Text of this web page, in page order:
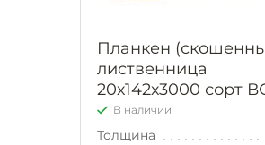
Планкен
лиственница
20х142х3000 сорт
В наличии
Толщина